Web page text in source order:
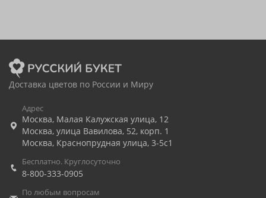
Доставка цветов по России и Миру
Адрес
Москва, Малая Калужская улица, 12
Москва, улица Вавилова, 52, корп. 1
Москва, Краснопрудная улица, 3-5с1
Бесплатно. Круглосуточно
8-800-333-0905
По любым вопросам